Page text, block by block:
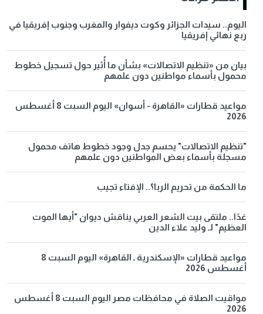
اليوم.. سيدات الجزائر وكوت ديفوار والمغرب وجنوب إفريقيا في
ربع نهائي إفريقيا
بيان من «تنظيم الاتصالات» بشأن ما أُثير حول تسجيل خطوط
محمول بأسماء مواطنين دون علمهم
مواعيد قطارات «القاهرة - أسوان» اليوم السبت 8 أغسطس
2026
"تنظيم الاتصالات" يحسم جدل وجود خطوط هاتف محمول
مسجلة بأسماء بعض المواطنين دون علمهم
ما الحكمة من تحريم الربا؟.. الإفتاء تجيب
غدًا.. ملتقى بيت الشعر العربي يناقش ديوان "أيها الموت
العظيم" لـ وليد علاء الدين
مواعيد قطارات «الإسكندرية ـ القاهرة» اليوم السبت 8
أغسطس 2026
مواقيت الصلاة في محافظات مصر اليوم السبت 8 أغسطس
2026